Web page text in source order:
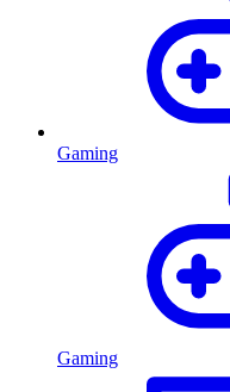
Gaming
Gaming